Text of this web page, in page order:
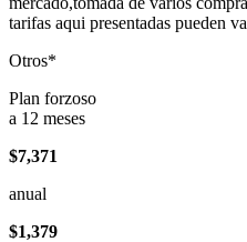
tarifas aqui presentadas pueden
Otros*
Plan forzoso
a 12 meses
$7,371
anual
$1,379